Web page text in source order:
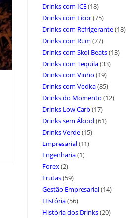
Drinks com ICE(18)
Drinks com Licor(75)
Drinks com Refrigerante(18)
Drinks com Rum (77)
Drinks com Skol Beats(13)
Drinks com Tequila(33)
Drinks com Vinho (19)
Drinks com Vodka(85)
Drinks do Momento (12)
Drinks Low Carb(17)
Drinks sem Álcool(61)
Drinks Verde(15)
Empresarial(11)
Engenharia(1)
Forex(2)
Frutas(59)
Gestão Empresarial(14)
História(56)
História dos Drinks(20)